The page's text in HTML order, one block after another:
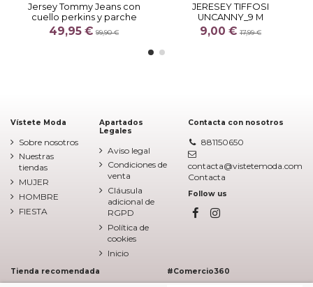
Jersey Tommy Jeans con
cuello perkins y parche
49,95 € 99,90 €
JERESEY TIFFOSI
UNCANNY_9 M
9,00 € 17,99 €
Vístete Moda
Sobre nosotros
Nuestras
tiendas
MUJER
HOMBRE
FIESTA
Apartados
Legales
Aviso legal
Condiciones de
venta
Cláusula
adicional de
RGPD
Política de
cookies
Inicio
Contacta con nosotros
881150650
contacta@vistetemoda.com
Contacta
Follow us
Tienda recomendada #Comercio360